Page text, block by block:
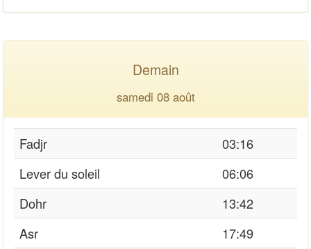
Demain
samedi 08 août
Fadjr
03:16
Lever du soleil
06:06
Dohr
13:42
Asr
17:49